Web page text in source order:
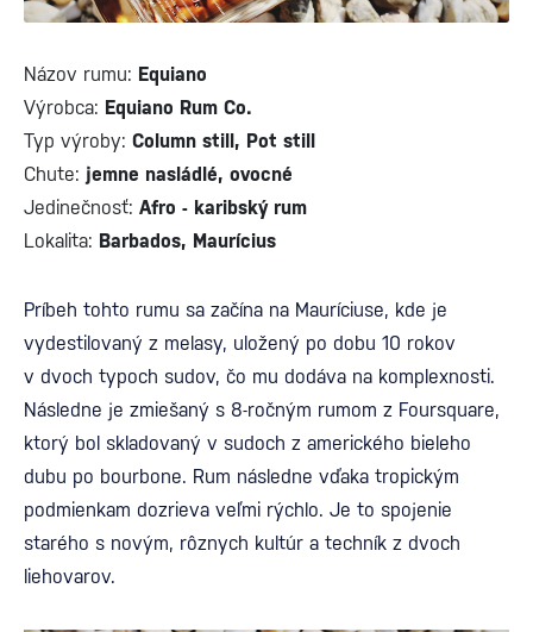
Názov rumu: Equiano
Výrobca: Equiano Rum Co.
Typ výroby: Column still, Pot still
Chute: jemne nasládlé, ovocné
Jedinečnosť: Afro - karibský rum
Lokalita: Barbados, Maurícius
Príbeh tohto rumu sa začína na Mauríciuse, kde je
vydestilovaný z melasy, uložený po dobu 10 rokov
v dvoch typoch sudov, čo mu dodáva na komplexnosti.
Následne je zmiešaný s 8-ročným rumom z Foursquare,
ktorý bol skladovaný v sudoch z amerického bieleho
dubu po bourbone. Rum následne vďaka tropickým
podmienkam dozrieva veľmi rýchlo. Je to spojenie
starého s novým, rôznych kultúr a techník z dvoch
liehovarov.